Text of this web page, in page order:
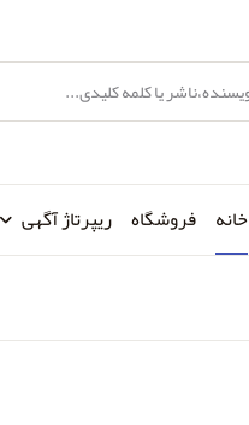
خانه فروشگاه ریپرتاژ آگهی